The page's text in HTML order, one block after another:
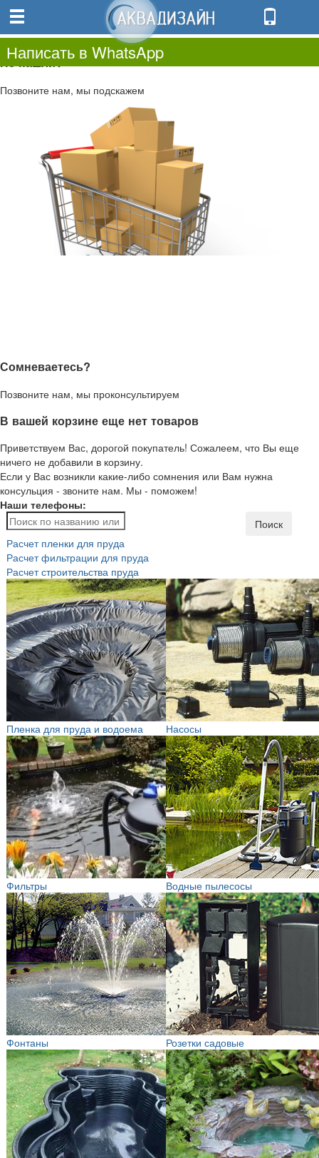
0.00
0
Не нашли?
Позвоните нам, мы подскажем
Сомневаетесь?
Позвоните нам, мы проконсультируем
В вашей корзине еще нет товаров
Приветствуем Вас, дорогой покупатель! Сожалеем, что Вы еще
ничего не добавили в корзину.
Если у Вас возникли какие-либо сомнения или Вам нужна
консульция - звоните нам. Мы - поможем!
Наши телефоны:
Написать в WhatsApp
Поиск
Расчет пленки для пруда
Расчет фильтрации для пруда
Расчет строительства пруда
Пленка для пруда и водоема Насосы
Фильтры Водные пылесосы
Фонтаны Розетки садовые